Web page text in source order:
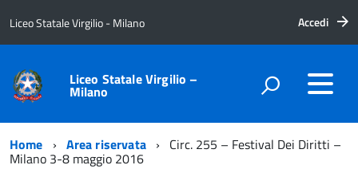
Liceo Statale Virgilio - Milano Accedi
Liceo Statale Virgilio –
Milano
Home Area riservata Circ. 255 – Festival Dei Diritti –
Milano 3-8 maggio 2016